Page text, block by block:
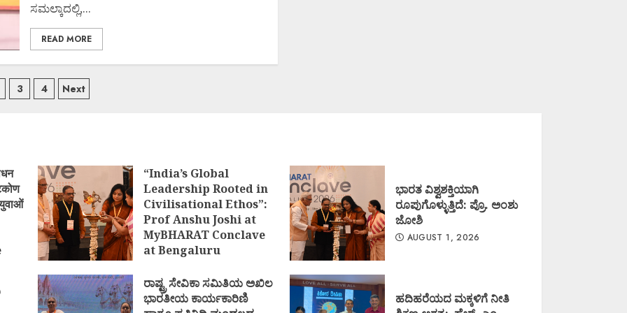
ಸಮಲ್ಕಾದಲ್ಲಿ,...
READ MORE
3 4 Next
“India’s Global
Leadership Rooted in
Civilisational Ethos”:
Prof Anshu Joshi at
MyBHARAT Conclave
at Bengaluru
ಭಾರತ ವಿಶ್ವಶಕ್ತಿಯಾಗಿ
ರೂಪುಗೊಳ್ಳುತ್ತಿದೆ: ಪ್ರೊ. ಅಂಶು
ಜೋಶಿ
AUGUST 1, 2026
ರಾಷ್ಟ್ರ ಸೇವಿಕಾ ಸಮಿತಿಯ ಅಖಿಲ
ಭಾರತೀಯ ಕಾರ್ಯಕಾರಿಣಿ
ಹದಿಹರೆಯದ ಮಕ್ಕಳಿಗೆ ನೀತಿ